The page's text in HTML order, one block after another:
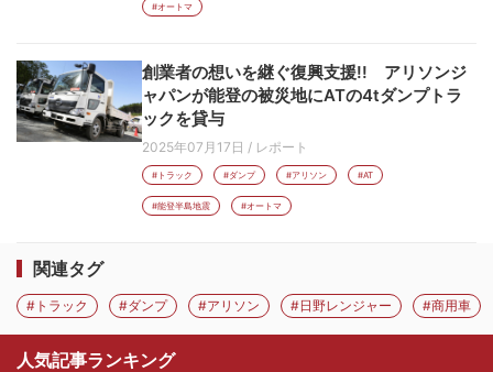
#オートマ
創業者の想いを継ぐ復興支援!! アリソンジ
ャパンが能登の被災地にATの4tダンプトラ
ックを貸与
2025年07月17日 / レポート
#トラック #ダンプ #アリソン #AT
#能登半島地震 #オートマ
関連タグ
#トラック #ダンプ #アリソン #日野レンジャー #商用車
人気記事ランキング